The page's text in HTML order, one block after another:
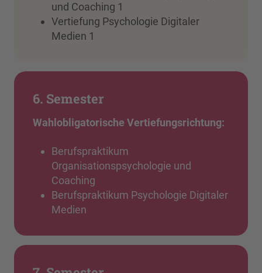
und Coaching 1
Vertiefung Psychologie Digitaler
Medien 1
6. Semester
Wahlobligatorische Vertiefungsrichtung:
Berufspraktikum
Organisationspsychologie und
Coaching
Berufspraktikum Psychologie Digitaler
Medien